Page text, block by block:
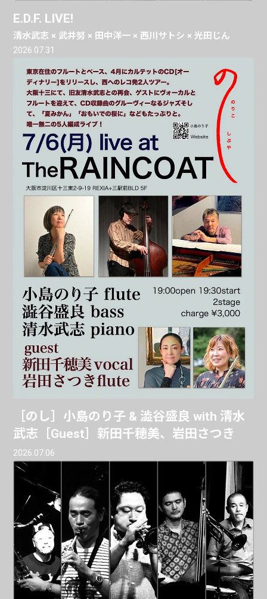
E.D.F. LIVE!
清水武志 × 武井努 × 田中洋一 × 西川サトシ × 光田じん
2026.07.31
［のし］小島のり子 & 澁谷盛良 with 清水
武志［Guest］新田千穂美、岩田さつき
2026.07.06